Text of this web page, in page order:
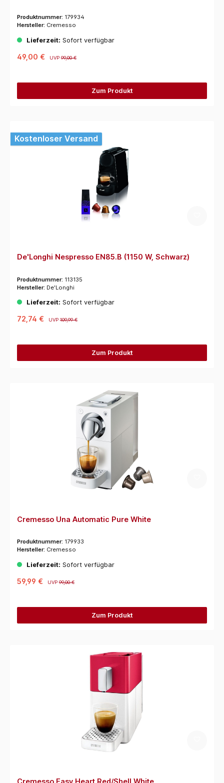
Produktnummer: 179934
Hersteller: Cremesso
Lieferzeit: Sofort verfügbar
49,00 € UVP99,00 €
Zum Produkt
Kostenloser Versand
De'Longhi Nespresso EN85.B (1150 W, Schwarz)
Produktnummer: 113135
Hersteller: De'Longhi
Lieferzeit: Sofort verfügbar
72,74 € UVP109,99 €
Zum Produkt
Cremesso Una Automatic Pure White
Produktnummer: 179933
Hersteller: Cremesso
Lieferzeit: Sofort verfügbar
59,99 € UVP99,00 €
Zum Produkt